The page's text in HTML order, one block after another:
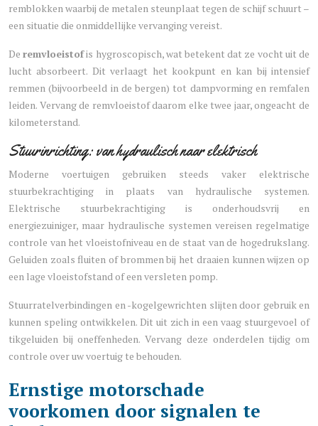
remblokken waarbij de metalen steunplaat tegen de schijf schuurt –
een situatie die onmiddellijke vervanging vereist.
Deremvloeistofis hygroscopisch, wat betekent dat ze vocht uit de
lucht absorbeert. Dit verlaagt het kookpunt en kan bij intensief
remmen (bijvoorbeeld in de bergen) tot dampvorming en remfalen
leiden. Vervang de remvloeistof daarom elke twee jaar, ongeacht de
kilometerstand.
Stuurinrichting: van hydraulisch naar elektrisch
Moderne voertuigen gebruiken steeds vaker elektrische
stuurbekrachtiging in plaats van hydraulische systemen.
Elektrische stuurbekrachtiging is onderhoudsvrij en
energiezuiniger, maar hydraulische systemen vereisen regelmatige
controle van het vloeistofniveau en de staat van de hogedrukslang.
Geluiden zoals fluiten of brommen bij het draaien kunnen wijzen op
een lage vloeistofstand of een versleten pomp.
Stuurratelverbindingen en -kogelgewrichten slijten door gebruik en
kunnen speling ontwikkelen. Dit uit zich in een vaag stuurgevoel of
tikgeluiden bij oneffenheden. Vervang deze onderdelen tijdig om
controle over uw voertuig te behouden.
Ernstige motorschade
voorkomen door signalen te